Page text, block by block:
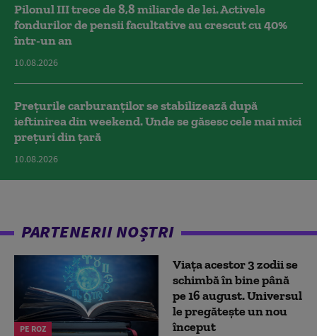
Pilonul III trece de 8,8 miliarde de lei. Activele
fondurilor de pensii facultative au crescut cu 40%
într-un an
10.08.2026
Prețurile carburanților se stabilizează după
ieftinirea din weekend. Unde se găsesc cele mai mici
prețuri din țară
10.08.2026
PARTENERII NOȘTRI
PE ROZ
Viața acestor 3 zodii se
schimbă în bine până
pe 16 august. Universul
le pregătește un nou
început